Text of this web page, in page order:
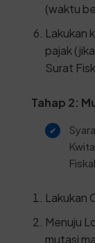
(waktu
Lakukan
pajak
Surat
Tahap 2:
Fiskal.
Lakukan
Menuju
mutasi